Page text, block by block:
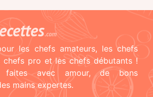
.com
les chefs amateurs, les chefs
chefs pro et les chefs débutants !
faites avec amour, de bons
mains expertes.